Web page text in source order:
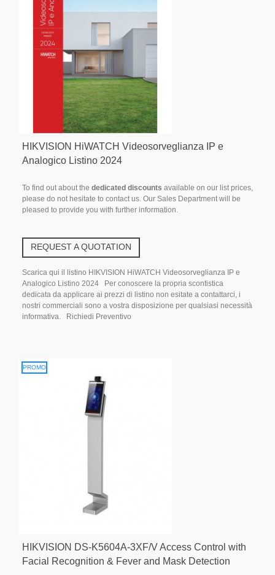
HIKVISION HiWATCH Videosorveglianza IP e
Analogico Listino 2024
To find out about the dedicated discounts available on our list prices,
please do not hesitate to contact us. Our Sales Department will be
pleased to provide you with further information.
REQUEST A QUOTATION
Scarica qui il listino HIKVISION HiWATCH Videosorveglianza IP e
Analogico Listino 2024 Per conoscere la propria scontistica
dedicata da applicare ai prezzi di listino non esitate a contattarci, i
nostri commerciali sono a vostra disposizione per qualsiasi necessità
informativa. Richiedi Preventivo
PROMO
HIKVISION DS-K5604A-3XF/V Access Control with
Facial Recognition & Fever and Mask Detection